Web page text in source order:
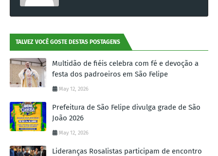
TALVEZ VOCÊ GOSTE DESTAS POSTAGENS
Multidão de fiéis celebra com fé e devoção a
festa dos padroeiros em São Felipe
May 12, 2026
Prefeitura de São Felipe divulga grade de São
João 2026
May 12, 2026
Lideranças Rosalistas participam de encontro